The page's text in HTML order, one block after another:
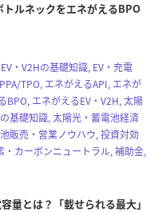
トルネックをエネがえるBPO
・V2Hの基礎知識, EV・充電
TPO, エネがえるAPI, エネが
BPO, エネがえるEV・V2H, 太陽
基礎知識, 太陽光・蓄電池経済
販売・営業ノウハウ, 投資対効
・カーボンニュートラル, 補助金,
量とは？「載せられる最大」